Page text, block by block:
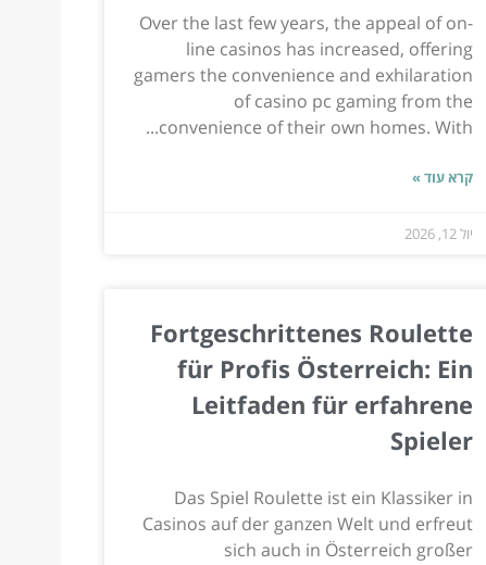
Over the last few years, the appeal of on-
line casinos has increased, offering
gamers the convenience and exhilaration
of casino pc gaming from the
convenience of their own homes. With...
קרא עוד »
יול 12, 2026
Fortgeschrittenes Roulette
für Profis Österreich: Ein
Leitfaden für erfahrene
Spieler
Das Spiel Roulette ist ein Klassiker in
Casinos auf der ganzen Welt und erfreut
sich auch in Österreich großer